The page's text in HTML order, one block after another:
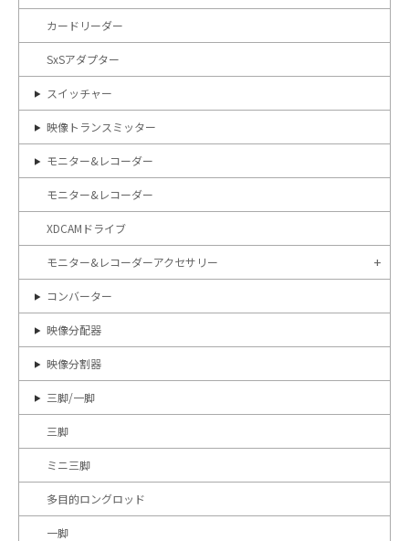
カードリーダー
SxSアダプター
スイッチャー
映像トランスミッター
モニター&レコーダー
モニター&レコーダー
XDCAMドライブ
モニター&レコーダーアクセサリー
コンバーター
映像分配器
映像分割器
三脚/一脚
三脚
ミニ三脚
多目的ロングロッド
一脚